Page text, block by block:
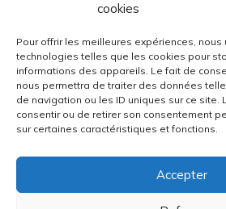
cookies
Pour offrir les meilleures expériences, nous
technologies telles que les cookies pour
informations des appareils. Le fait de
nous permettra de traiter des données
de navigation ou les ID uniques sur ce site.
consentir ou de retirer son consentement
sur certaines caractéristiques et fonctions.
Accepter